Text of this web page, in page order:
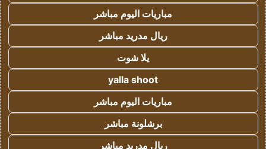
مباريات اليوم مباشر
ريال مدريد مباشر
يلا شوت
yalla shoot
مباريات اليوم مباشر
برشلونة مباشر
ريال مدريد مباشر